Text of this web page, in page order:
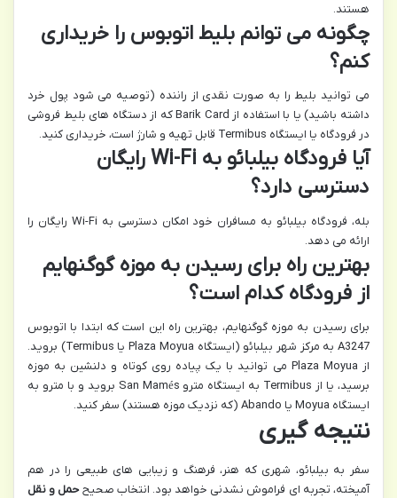
هستند.
چگونه می توانم بلیط اتوبوس را خریداری
کنم؟
می توانید بلیط را به صورت نقدی از راننده (توصیه می شود پول خرد
داشته باشید) یا با استفاده از Barik Card که از دستگاه های بلیط فروشی
در فرودگاه یا ایستگاه Termibus قابل تهیه و شارژ است، خریداری کنید.
آیا فرودگاه بیلبائو به Wi-Fi رایگان
دسترسی دارد؟
بله، فرودگاه بیلبائو به مسافران خود امکان دسترسی به Wi-Fi رایگان را
ارائه می دهد.
بهترین راه برای رسیدن به موزه گوگنهایم
از فرودگاه کدام است؟
برای رسیدن به موزه گوگنهایم، بهترین راه این است که ابتدا با اتوبوس
A3247 به مرکز شهر بیلبائو (ایستگاه Plaza Moyua یا Termibus) بروید.
از Plaza Moyua می توانید با یک پیاده روی کوتاه و دلنشین به موزه
برسید، یا از Termibus به ایستگاه مترو San Mamés بروید و با مترو به
ایستگاه Moyua یا Abando (که نزدیک موزه هستند) سفر کنید.
نتیجه گیری
سفر به بیلبائو، شهری که هنر، فرهنگ و زیبایی های طبیعی را در هم
آمیخته، تجربه ای فراموش نشدنی خواهد بود. انتخاب صحیححمل و نقل